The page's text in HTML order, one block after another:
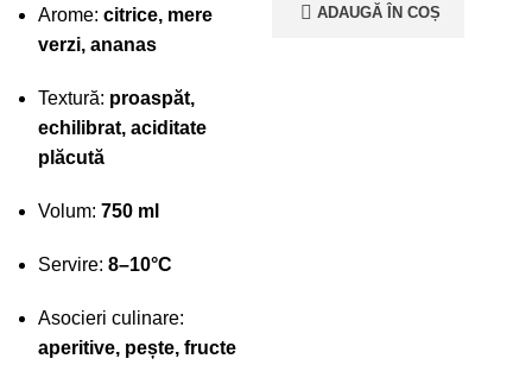
Arome: citrice, mere
verzi, ananas
Textură: proaspăt,
echilibrat, aciditate
plăcută
Volum: 750 ml
Servire: 8–10°C
Asocieri culinare:
aperitive, pește, fructe
ADAUGĂ ÎN COȘ